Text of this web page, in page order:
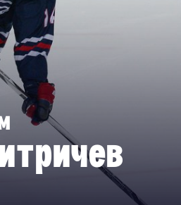
Чайка
Дивизион Серебряный
Красноярские Рыси
Ладья
Локо-76
МХК Молот